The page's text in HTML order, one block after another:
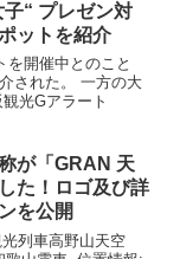
“ プレゼン対
ットを紹介
を開催中とのこと
された。 一方の大
光Gアラート
が「GRAN 天
た！ロゴ及び詳
を公開
列車高野山天空